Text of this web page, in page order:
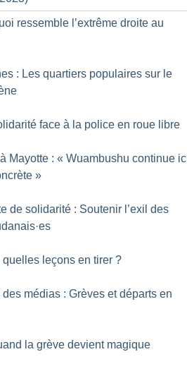
ressemble l’extrême droite au
: Les quartiers populaires sur le
face à la police en roue libre
Mayotte : « Wuambushu continue
»
de solidarité : Soutenir l’exil des
·es
leçons en tirer ?
des médias : Grèves et départs en
la grève devient magique